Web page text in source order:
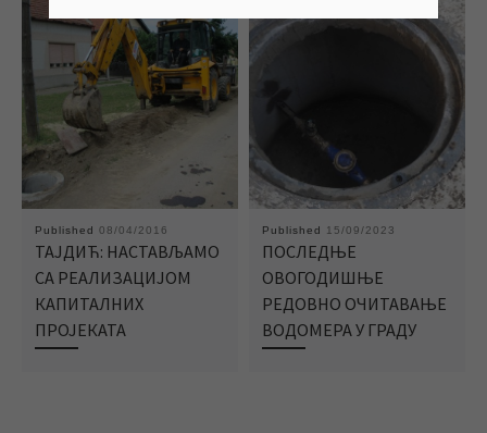
Published 08/04/2016
ТАЈДИЋ: НАСТАВЉАМО
СА РЕАЛИЗАЦИЈОМ
КАПИТАЛНИХ
ПРОЈЕКАТА
Published 15/09/2023
ПОСЛЕДЊЕ
ОВОГОДИШЊЕ
РЕДОВНО ОЧИТАВАЊЕ
ВОДОМЕРА У ГРАДУ